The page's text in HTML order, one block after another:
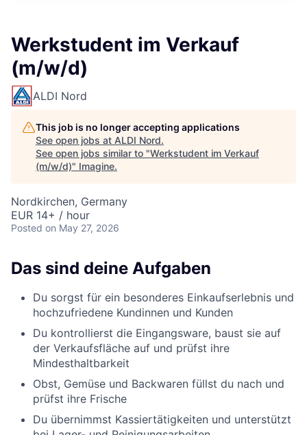
Werkstudent im Verkauf
(m/w/d)
ALDI Nord
This job is no longer accepting applications
See open jobs at ALDI Nord.
See open jobs similar to "Werkstudent im Verkauf
(m/w/d)" Imagine.
Nordkirchen, Germany
EUR 14+ / hour
Posted on May 27, 2026
Das sind deine Aufgaben
Du sorgst für ein besonderes Einkaufserlebnis und
hochzufriedene Kundinnen und Kunden
Du kontrollierst die Eingangsware, baust sie auf
der Verkaufsfläche auf und prüfst ihre
Mindesthaltbarkeit
Obst, Gemüse und Backwaren füllst du nach und
prüfst ihre Frische
Du übernimmst Kassiertätigkeiten und unterstützt